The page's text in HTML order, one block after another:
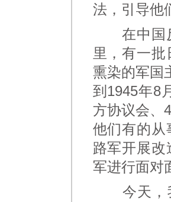
法，引导他
在中国反
里，有一
熏染的军国
到1945年8
方协议会、
他们有的从
路军开展
军进行面对
今天，我